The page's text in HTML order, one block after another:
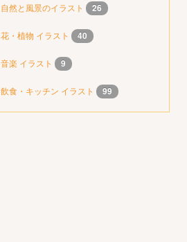
自然と風景のイラスト 26
花・植物 イラスト 40
音楽 イラスト 9
飲食・キッチン イラスト 99